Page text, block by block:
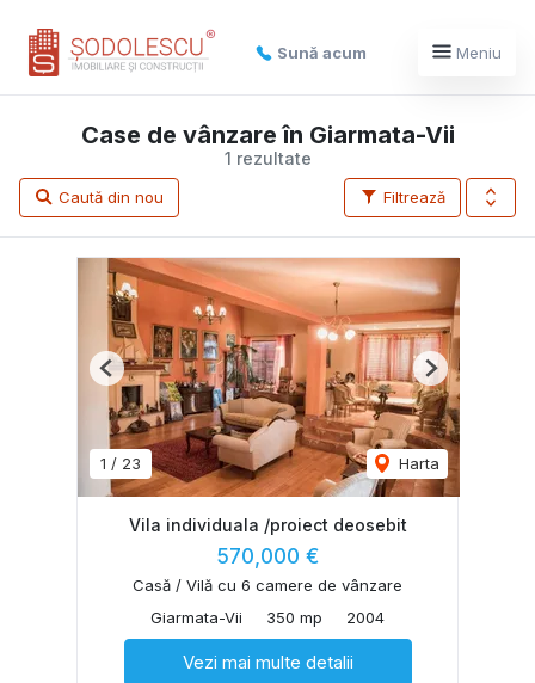
Sună acum Meniu
1 rezultate
Case de vânzare în Giarmata-Vii
Filtrează
Caută din nou
1 / 23 Harta
Previous Next
Vila individuala /proiect deosebit
570,000 €
Casă / Vilă cu 6 camere de vânzare
Giarmata-Vii
350 mp 2004
Vezi mai multe detalii